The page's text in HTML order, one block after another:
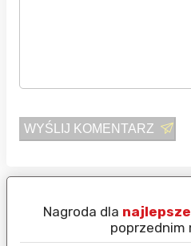
WYŚLIJ KOMENTARZ
Nagroda dla
poprzednim